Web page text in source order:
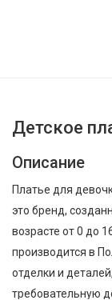
Детское
Описание
Платье для
это бренд,
возрасте от 0 до
производится в
отделки и
требовательную